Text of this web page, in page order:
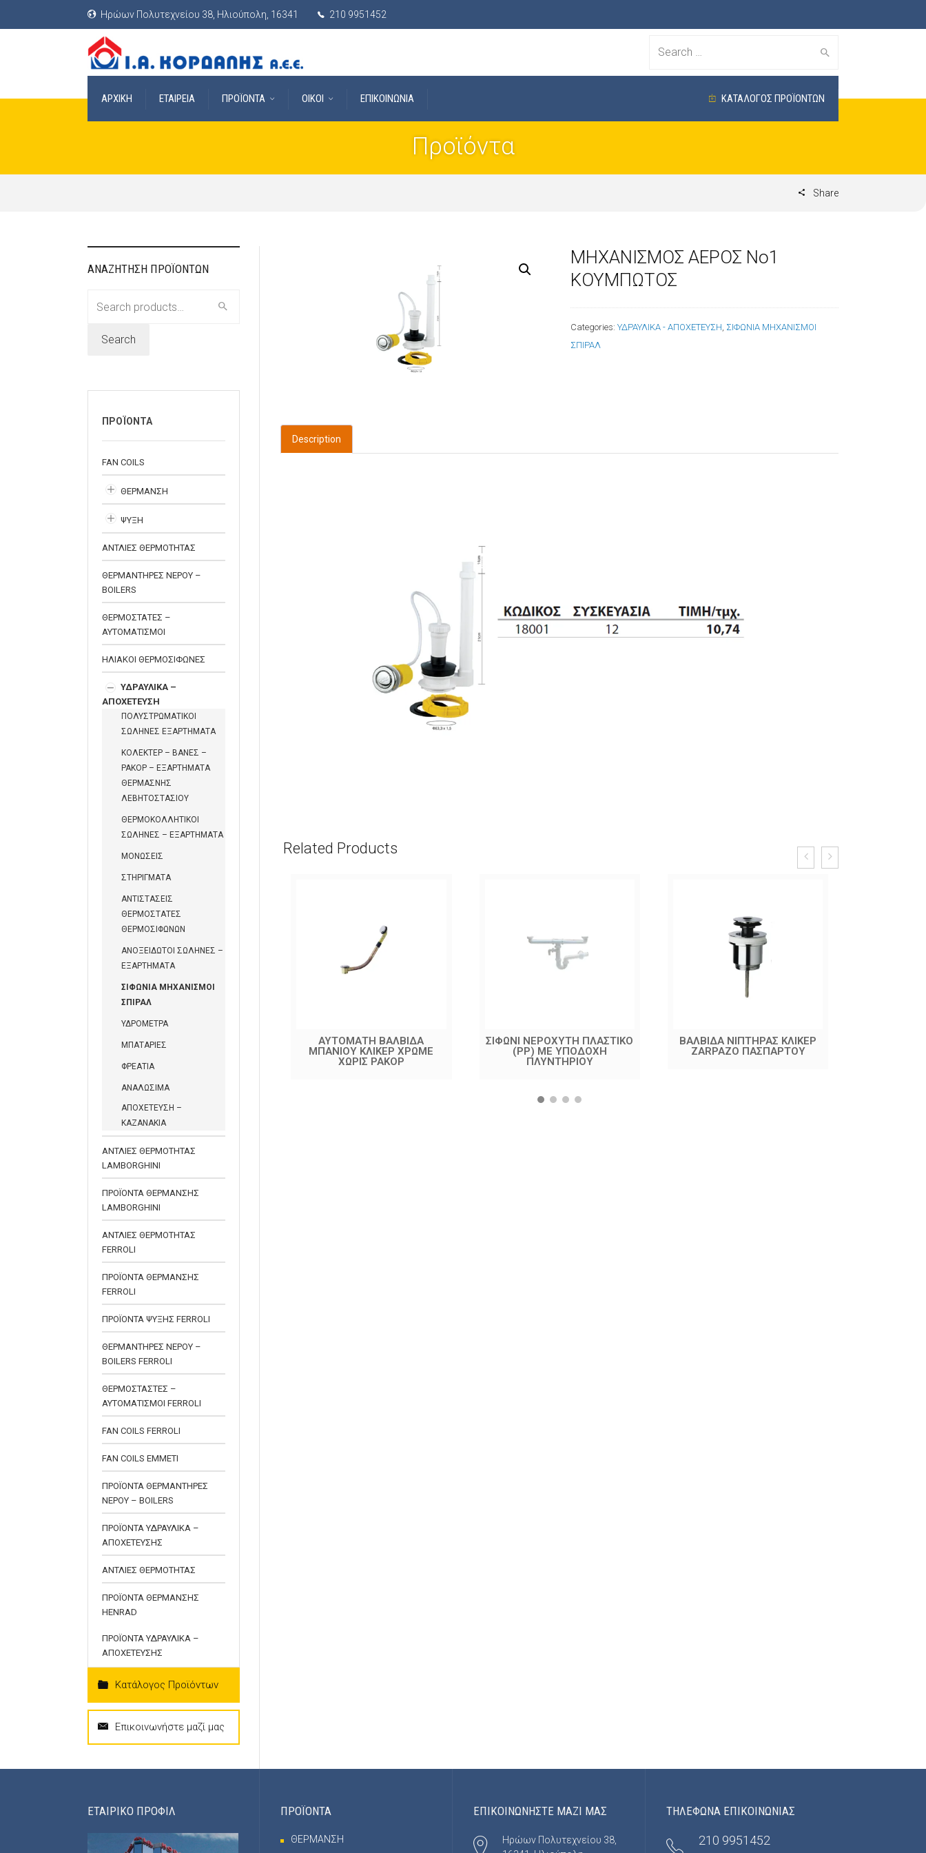
Ηρώων Πολυτεχνείου 38, Ηλιούπολη, 16341 210 9951452
Search
ΑΡΧΙΚΗ ΕΤΑΙΡΕΙΑ ΠΡΟΪΟΝΤΑ OIKOI ΕΠΙΚΟΙΝΩΝΙΑ ΚΑΤΑΛΟΓΟΣ ΠΡΟΪΟΝΤΩΝ
Προϊόντα
Share
ΜΗΧΑΝΙΣΜΟΣ ΑΕΡΟΣ No1
ΚΟΥΜΠΩΤΟΣ
Categories:ΥΔΡΑΥΛΙΚΑ - ΑΠΟΧΕΤΕΥΣΗ, ΣΙΦΩΝΙΑ ΜΗΧΑΝΙΣΜΟΙ
ΣΠΙΡΑΛ
Description
Related Products
ΒΑΛΒΙΔΑ ΝΤΟΥΖΙΕΡΑΣ
ΑΥΤΟΜΑΤΗ ΒΑΛΒΙΔΑ
ΜΠΑΝΙΟΥ ΚΛΙΚΕΡ ΧΡΩΜΕ
ΧΩΡΙΣ ΡΑΚΟΡ
ΣΙΦΩΝΙ ΝΕΡΟΧΥΤΗ ΠΛΑΣΤΙΚΟ
(PP) ΜΕ ΥΠΟΔΟΧΗ
ΠΛΥΝΤΗΡΙΟΥ
ΒΑΛΒΙΔΑ ΝΙΠΤΗΡΑΣ ΚΛΙΚΕΡ
ZARPAZO ΠΑΣΠΑΡΤΟΥ
ΑΝΑΖΗΤΗΣΗ ΠΡΟΪΟΝΤΩΝ
Search
ΠΡΟΪΟΝΤΑ
FAN COILS
ΘΕΡΜΑΝΣΗ
ΨΥΞΗ
ΑΝΤΛΙΕΣ ΘΕΡΜΟΤΗΤΑΣ
ΘΕΡΜΑΝΤΗΡΕΣ ΝΕΡΟΥ –
BOILERS
ΘΕΡΜΟΣΤΑΤΕΣ –
ΑΥΤΟΜΑΤΙΣΜΟΙ
ΗΛΙΑΚΟΙ ΘΕΡΜΟΣΙΦΩΝΕΣ
ΥΔΡΑΥΛΙΚΑ –
ΑΠΟΧΕΤΕΥΣΗ
ΠΟΛΥΣΤΡΩΜΑΤΙΚΟΙ
ΣΩΛΗΝΕΣ ΕΞΑΡΤΗΜΑΤΑ
ΚΟΛΕΚΤΕΡ – ΒΑΝΕΣ –
ΡΑΚΟΡ – ΕΞΑΡΤΗΜΑΤΑ
ΘΕΡΜΑΣΝΗΣ
ΛΕΒΗΤΟΣΤΑΣΙΟΥ
ΘΕΡΜΟΚΟΛΛΗΤΙΚΟΙ
ΣΩΛΗΝΕΣ – ΕΞΑΡΤΗΜΑΤΑ
ΜΟΝΩΣΕΙΣ
ΣΤΗΡΙΓΜΑΤΑ
ΑΝΤΙΣΤΑΣΕΙΣ
ΘΕΡΜΟΣΤΑΤΕΣ
ΘΕΡΜΟΣΙΦΩΝΩΝ
ΑΝΟΞΕΙΔΩΤΟΙ ΣΩΛΗΝΕΣ –
ΕΞΑΡΤΗΜΑΤΑ
ΣΙΦΩΝΙΑ ΜΗΧΑΝΙΣΜΟΙ
ΣΠΙΡΑΛ
ΥΔΡΟΜΕΤΡΑ
ΜΠΑΤΑΡΙΕΣ
ΦΡΕΑΤΙΑ
ΑΝΑΛΩΣΙΜΑ
ΑΠΟΧΕΤΕΥΣΗ –
ΚΑΖΑΝΑΚΙΑ
ΑΝΤΛΙΕΣ ΘΕΡΜΟΤΗΤΑΣ
LAMBORGHINI
ΠΡΟΪΟΝΤΑ ΘΕΡΜΑΝΣΗΣ
LAMBORGHINI
ΑΝΤΛΙΕΣ ΘΕΡΜΟΤΗΤΑΣ
FERROLI
ΠΡΟΪΟΝΤΑ ΘΕΡΜΑΝΣΗΣ
FERROLI
ΠΡΟΪΟΝΤΑ ΨΥΞΗΣ FERROLI
ΘΕΡΜΑΝΤΗΡΕΣ ΝΕΡΟΥ –
BOILERS FERROLI
ΘΕΡΜΟΣΤΑΣΤΕΣ –
ΑΥΤΟΜΑΤΙΣΜΟΙ FERROLI
FAN COILS FERROLI
FAN COILS EMMETI
ΠΡΟΪΟΝΤΑ ΘΕΡΜΑΝΤΗΡΕΣ
ΝΕΡΟΥ – BOILERS
ΠΡΟΪΟΝΤΑ ΥΔΡΑΥΛΙΚΑ –
ΑΠΟΧΕΤΕΥΣΗΣ
ΑΝΤΛΙΕΣ ΘΕΡΜΟΤΗΤΑΣ
ΠΡΟΪΟΝΤΑ ΘΕΡΜΑΝΣΗΣ
HENRAD
ΠΡΟΪΟΝΤΑ ΥΔΡΑΥΛΙΚΑ –
ΑΠΟΧΕΤΕΥΣΗΣ
Κατάλογος Προϊόντων
Επικοινωνήστε μαζί μας
ΕΤΑΙΡΙΚΟ ΠΡΟΦΙΛ ΠΡΟΪΟΝΤΑ
ΘΕΡΜΑΝΣΗ
ΕΠΙΚΟΙΝΩΝΗΣΤΕ ΜΑΖΙ ΜΑΣ
Ηρώων Πολυτεχνείου 38,
ΤΗΛΕΦΩΝΑ ΕΠΙΚΟΙΝΩΝΙΑΣ
210 9951452